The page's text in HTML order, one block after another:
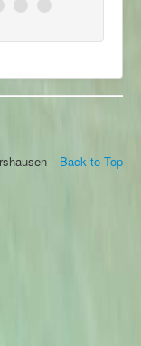
Back to Top